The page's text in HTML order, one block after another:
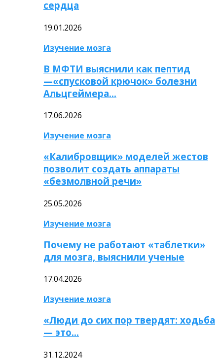
сердца
19.01.2026
Изучение мозга
В МФТИ выяснили как пептид
—«спусковой крючок» болезни
Альцгеймера…
17.06.2026
Изучение мозга
«Калибровщик» моделей жестов
позволит создать аппараты
«безмолвной речи»
25.05.2026
Изучение мозга
Почему не работают «таблетки»
для мозга, выяснили ученые
17.04.2026
Изучение мозга
«Люди до сих пор твердят: ходьба
— это…
31.12.2024